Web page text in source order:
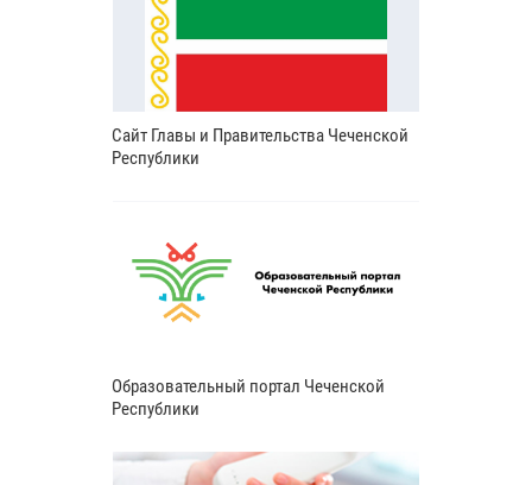
Сайт Главы и Правительства Чеченской
Республики
Образовательный портал Чеченской
Республики